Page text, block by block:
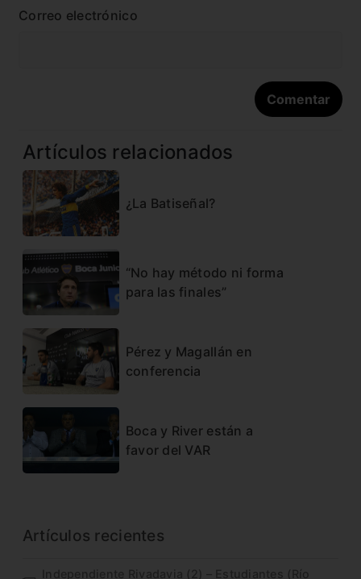
Correo electrónico
Artículos relacionados
¿La Batiseñal?
“No hay método ni forma
para las finales”
Pérez y Magallán en
conferencia
Boca y River están a
favor del VAR
Artículos recientes
Independiente Rivadavia (2) – Estudiantes (Río